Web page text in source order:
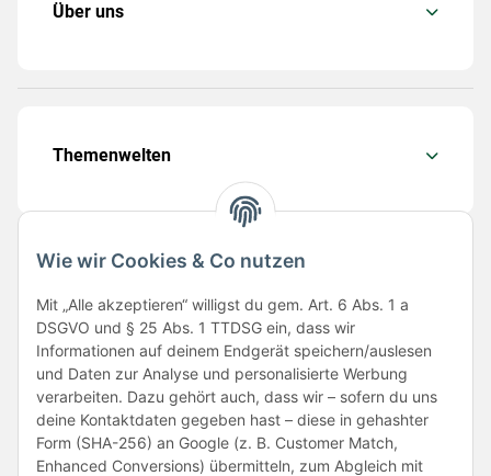
Wie wir Cookies & Co nutzen
Mit „Alle akzeptieren“ willigst du gem. Art. 6 Abs. 1 a
DSGVO und § 25 Abs. 1 TTDSG ein, dass wir
Informationen auf deinem Endgerät speichern/auslesen
und Daten zur Analyse und personalisierte Werbung
verarbeiten. Dazu gehört auch, dass wir – sofern du uns
deine Kontaktdaten gegeben hast – diese in gehashter
Form (SHA-256) an Google (z. B. Customer Match,
Enhanced Conversions) übermitteln, zum Abgleich mit
Über uns
Themenwelten
Folge uns